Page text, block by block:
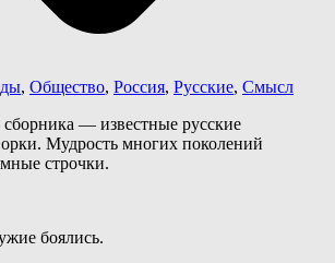
, Общество, Россия, Русские, Смысл
— известные русские
Мудрость многих поколений
строчки.
боялись.